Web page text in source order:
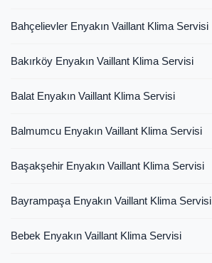
Bahçelievler Enyakın Vaillant Klima Servisi
Bakırköy Enyakın Vaillant Klima Servisi
Balat Enyakın Vaillant Klima Servisi
Balmumcu Enyakın Vaillant Klima Servisi
Başakşehir Enyakın Vaillant Klima Servisi
Bayrampaşa Enyakın Vaillant Klima Servisi
Bebek Enyakın Vaillant Klima Servisi